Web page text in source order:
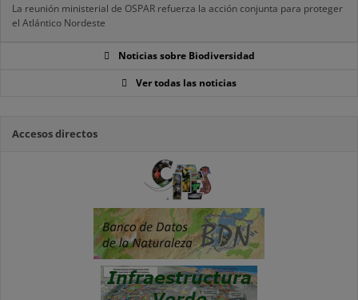
La reunión ministerial de OSPAR refuerza la acción conjunta para proteger
el Atlántico Nordeste
Noticias sobre Biodiversidad
Ver todas las noticias
Accesos directos